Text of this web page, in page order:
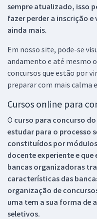
sempre atualizado, isso
fazer perder a inscrição e
ainda mais.
Em nosso site, pode-se
andamento e até mesmo
concursos que estão por
preparar com mais calma
Cursos online para
O curso para concurso
estudar para o processo
constituídos por
docente experiente e
bancas organizadoras
características das
organização de
uma tem a sua forma de
seletivos.